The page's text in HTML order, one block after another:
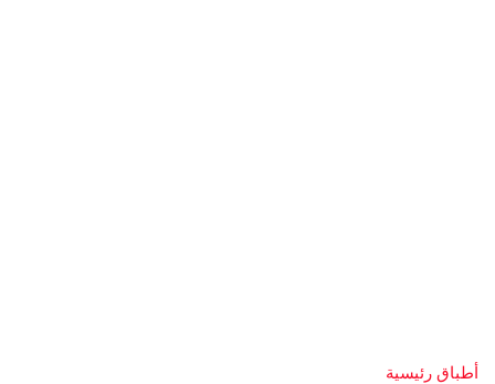
أطباق رئيسية